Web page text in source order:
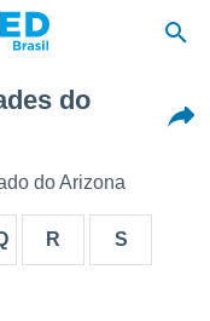
do
do Arizona
R S